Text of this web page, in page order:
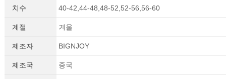
치수 40-42,44-48,48-52,52-56,56-60
계절 겨울
제조자 BIGNJOY
제조국 중국